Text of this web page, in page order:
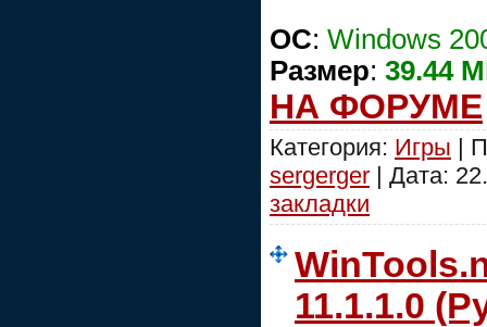
OC: Windows
Размер: 39.44
НА ФОРУМЕ
Категория: Игры |
sergerger | Дата:
закладки
11.1.1.0